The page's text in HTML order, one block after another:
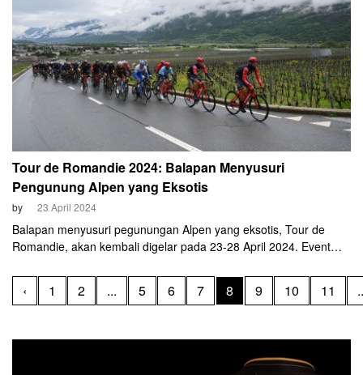
Tour de Romandie 2024: Balapan Menyusuri
Pengunung Alpen yang Eksotis
by 23 April 2024
Balapan menyusuri pegunungan Alpen yang eksotis, Tour de
Romandie, akan kembali digelar pada 23-28 April 2024. Event
persiapan untuk ajang GrandTour, Giro d'Italia.
‹ 1 2 ... 5 6 7 8 9 10 11